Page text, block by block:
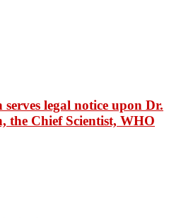
legal notice upon Dr.
the Chief Scientist, WHO